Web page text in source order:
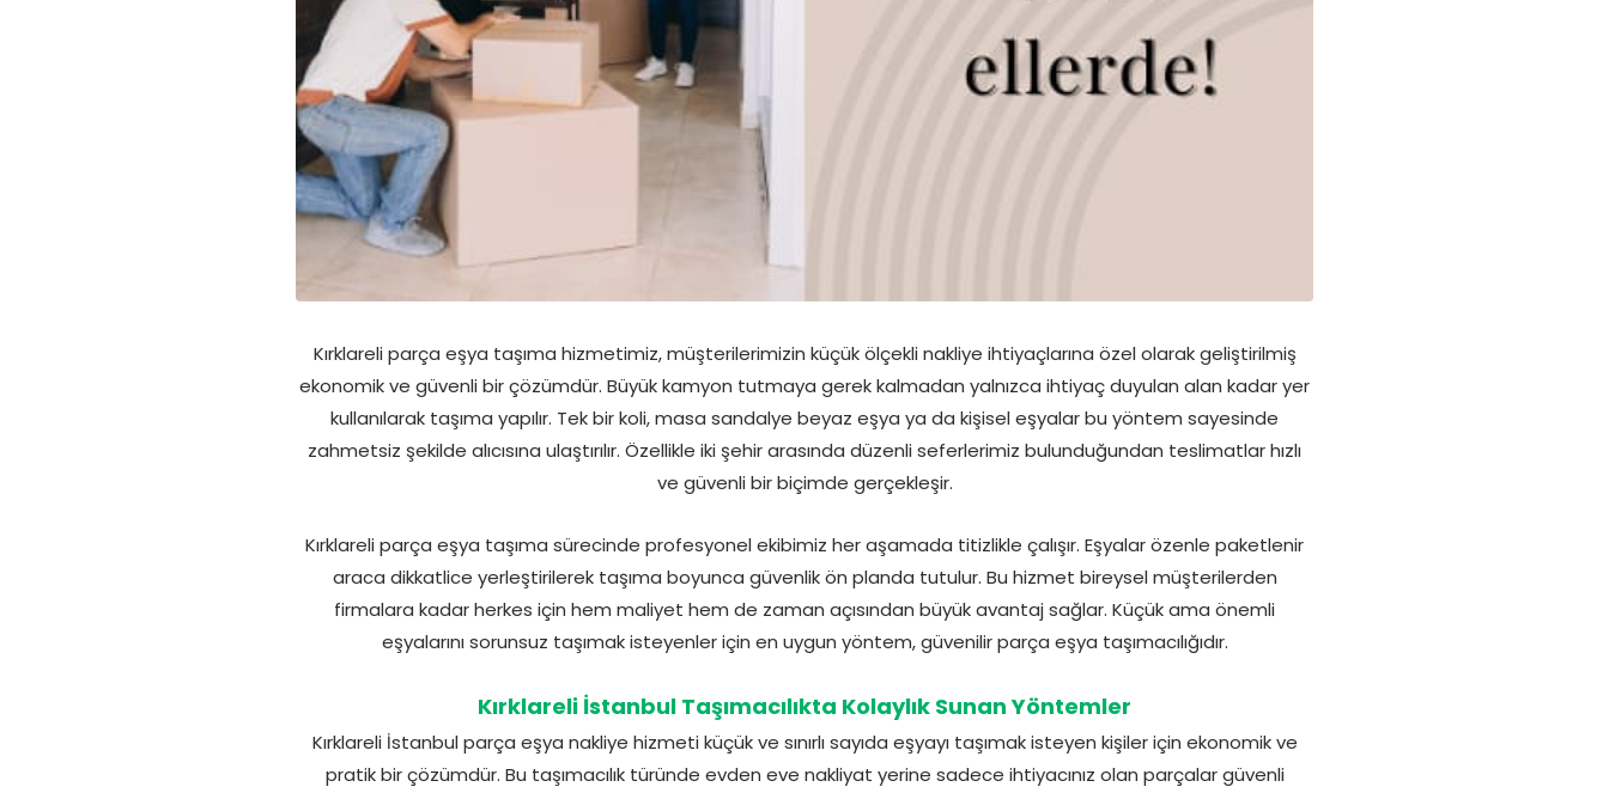
Kırklareli parça eşya taşıma hizmetimiz, müşterilerimizin küçük ölçekli nakliye ihtiyaçlarına özel olarak geliştirilmiş
ekonomik ve güvenli bir çözümdür. Büyük kamyon tutmaya gerek kalmadan yalnızca ihtiyaç duyulan alan kadar yer
kullanılarak taşıma yapılır. Tek bir koli, masa sandalye beyaz eşya ya da kişisel eşyalar bu yöntem sayesinde
zahmetsiz şekilde alıcısına ulaştırılır. Özellikle iki şehir arasında düzenli seferlerimiz bulunduğundan teslimatlar hızlı
ve güvenli bir biçimde gerçekleşir.
Kırklareli parça eşya taşıma sürecinde profesyonel ekibimiz her aşamada titizlikle çalışır. Eşyalar özenle paketlenir
araca dikkatlice yerleştirilerek taşıma boyunca güvenlik ön planda tutulur. Bu hizmet bireysel müşterilerden
firmalara kadar herkes için hem maliyet hem de zaman açısından büyük avantaj sağlar. Küçük ama önemli
eşyalarını sorunsuz taşımak isteyenler için en uygun yöntem, güvenilir parça eşya taşımacılığıdır.
Kırklareli İstanbul Taşımacılıkta Kolaylık Sunan Yöntemler
Kırklareli İstanbul parça eşya nakliye hizmeti küçük ve sınırlı sayıda eşyayı taşımak isteyen kişiler için ekonomik ve
pratik bir çözümdür. Bu taşımacılık türünde evden eve nakliyat yerine sadece ihtiyacınız olan parçalar güvenli